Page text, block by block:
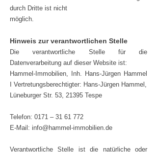
durch Dritte ist nicht
möglich.
Hinweis zur verantwortlichen Stelle
Die verantwortliche Stelle für die
Datenverarbeitung auf dieser Website ist:
Hammel-Immobilien, Inh. Hans-Jürgen Hammel
I Vertretungsberechtigter: Hans-Jürgen Hammel,
Lüneburger Str. 53, 21395 Tespe
Telefon: 0171 – 31 61 772
E-Mail: info@hammel-immobilien.de
Verantwortliche Stelle ist die natürliche oder